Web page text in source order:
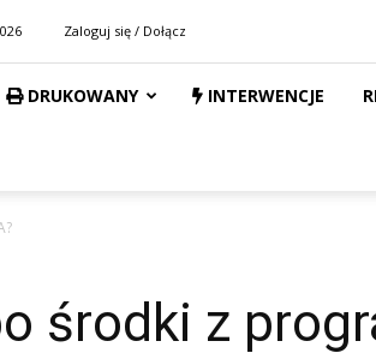
Zaloguj się / Dołącz
DRUKOWANY INTERWENCJE
środki z